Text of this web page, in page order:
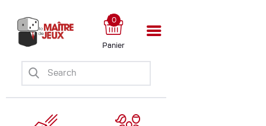
Panier
0
Accueil
Boutique
Ateliers